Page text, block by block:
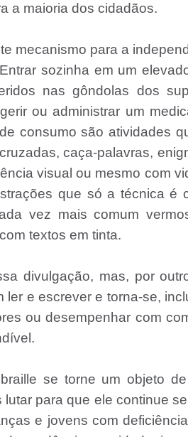
a maioria dos cidadãos.
mecanismo para a
sozinha em um
nas gôndolas dos
ou administrar um
consumo são atividades
caça-palavras,
visual ou mesmo com
que só a técnica é
vez mais comum
textos em tinta.
divulgação, mas, por
e escrever e torna-se,
ou desempenhar com
se torne um objeto
para que ele continue
e jovens com